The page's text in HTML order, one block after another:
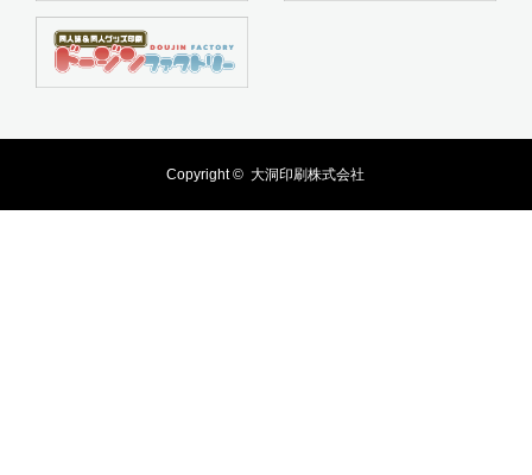
Copyright ©大洞印刷株式会社